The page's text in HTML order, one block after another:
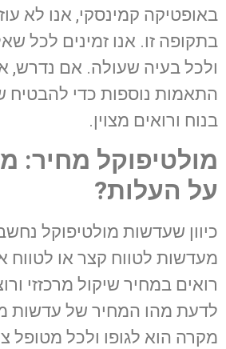
באופטיקה קמינסקי, אנו לא
בתקופה זו. אנו זמינים לכל
ולכל בעיה שעולה. אם נדרש,
התאמות נוספות כדי להבטיח
בנוח ורואים מצוין.
מולטיפוקל מחיר:
על העלות?
כיוון שעדשות מולטיפוקל
מעדשות לטווח קצר או לטווח
רואים במחיר שיקול מרכזזי
לדעת מהו המחיר של עדשות
מקרה הוא לגופו ולכל מטופל